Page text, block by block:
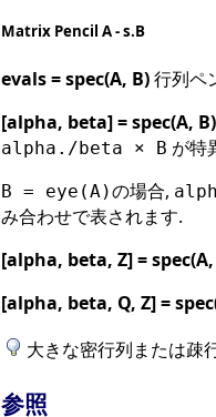
Matrix Pencil A - s.B
evals = spec(A, B)行列ペ
[alpha, beta] = spec(A, B)
alpha./beta × B が特
B = eye(A)の場合,
み合わせで表されます.
[alpha, beta, Z] =
[alpha, beta, Q, Z] =
大きな密行列または疎
参照